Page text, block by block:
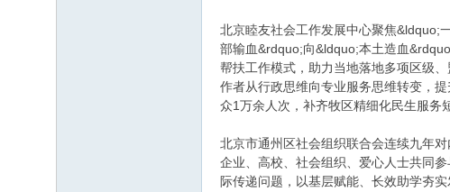
北京睦友社会工作发展中心聚焦&ldquo;
部输血&rdquo;向&ldquo;本土造血
帮扶工作模式，助力当地落地多项区级
作者从行政思维向专业服务思维转变，
众1万余人次，补齐牧区精细化民生服务
北京市通州区社会组织联合会连续九年
企业、高校、社会组织、爱心人士共同
际传递问题，以基层赋能、长效助学夯